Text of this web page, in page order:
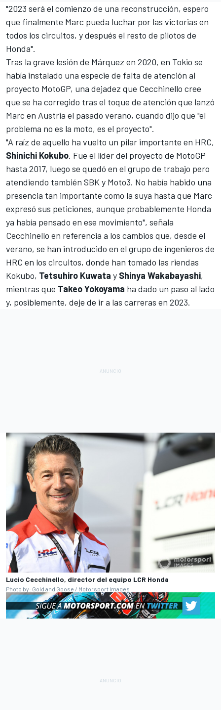
"2023 será el comienzo de una reconstrucción, espero
que finalmente Marc pueda luchar por las victorias en
todos los circuitos, y después el resto de pilotos de
Honda".
Tras la grave lesión de Márquez en 2020, en Tokio se
había instalado una especie de falta de atención al
proyecto MotoGP, una dejadez que Cecchinello cree
que se ha corregido tras el toque de atención que lanzó
Marc en Austria el pasado verano, cuando dijo que "el
problema no es la moto, es el proyecto".
"A raíz de aquello ha vuelto un pilar importante en HRC,
Shinichi Kokubo. Fue el líder del proyecto de MotoGP
hasta 2017, luego se quedó en el grupo de trabajo pero
atendiendo también SBK y Moto3. No había habido una
presencia tan importante como la suya hasta que Marc
expresó sus peticiones, aunque probablemente Honda
ya había pensado en ese movimiento", señala
Cecchinello en referencia a los cambios que, desde el
verano, se han introducido en el grupo de ingenieros de
HRC en los circuitos, donde han tomado las riendas
Kokubo, Tetsuhiro Kuwata y Shinya Wakabayashi,
mientras que Takeo Yokoyama ha dado un paso al lado
y, posiblemente, deje de ir a las carreras en 2023.
Lucio Cecchinello, director del equipo LCR Honda
Photo by: Gold and Goose / Motorsport Images